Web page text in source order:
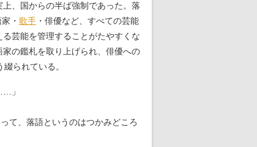
、国からの半ば強制であった。落
・ 歌手 ・俳優など、すべての芸能
芸能を管理することがたやすくな
の鑑札を取り上げられ、俳優への
られている。
」
て、落語というのはつかみどころ